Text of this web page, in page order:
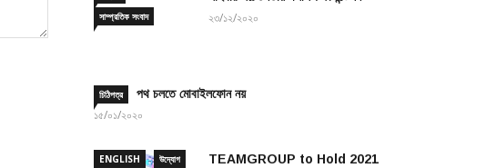
সাম্প্রতিক সংবাদ
২৩/১২/২০২০
চিঠিপত্র পথ চলতে মোবাইলফোন নয়
১৫/০১/২০২০
ENGLISH
উদ্যোগ
TEAMGROUP to Hold 2021